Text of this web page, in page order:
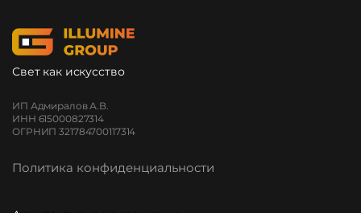
Свет как искусство
ИП Адмиралов А.В.
ИНН 615000827314
ОГРНИП 321784700117314
Политика конфиденциальности